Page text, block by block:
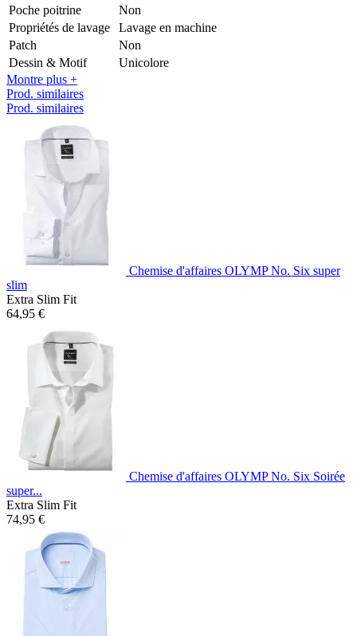
Poche poitrine
Non
Propriétés de lavage
Lavage en machine
Patch
Non
Dessin & Motif
Unicolore
Montre plus +
Prod. similaires
Prod. similaires
Chemise d'affaires OLYMP No. Six super
slim
Extra Slim Fit
64,95 €
Chemise d'affaires OLYMP No. Six Soirée
super...
Extra Slim Fit
74,95 €